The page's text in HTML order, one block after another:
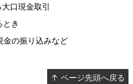
口現金取引
き
金の振り込みなど
↑ ページ先頭へ戻る